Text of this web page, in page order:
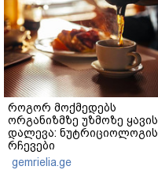
როგორ მოქმედებს
ორგანიზმზე უზმოზე ყავის
დალევა: ნუტრიციოლოგის
რჩევები
gemrielia.ge